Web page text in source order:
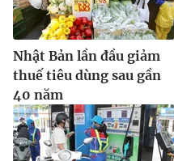
Nhật Bản lần đầu giảm
thuế tiêu dùng sau gần
40 năm